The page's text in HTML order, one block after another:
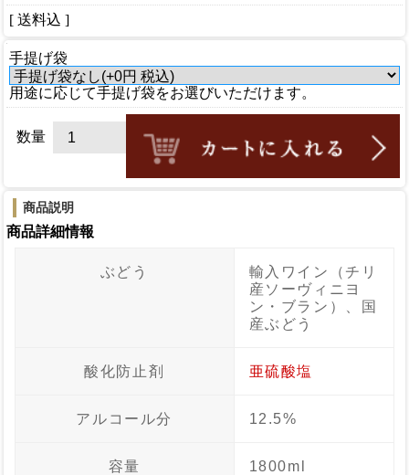
[ 送料込 ]
手提げ袋
用途に応じて手提げ袋をお選びいただけます。
数量
商品説明
商品詳細情報
ぶどう
輸入ワイン（チリ
産ソーヴィニヨ
ン・ブラン）、国
産ぶどう
酸化防止剤 亜硫酸塩
アルコール分 12.5%
容量 1800ml